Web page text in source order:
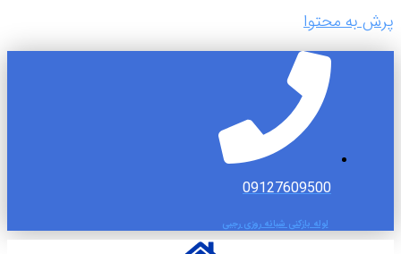
پرش به محتوا
09127609500
لوله بازکنی شبانه روزی رجبی